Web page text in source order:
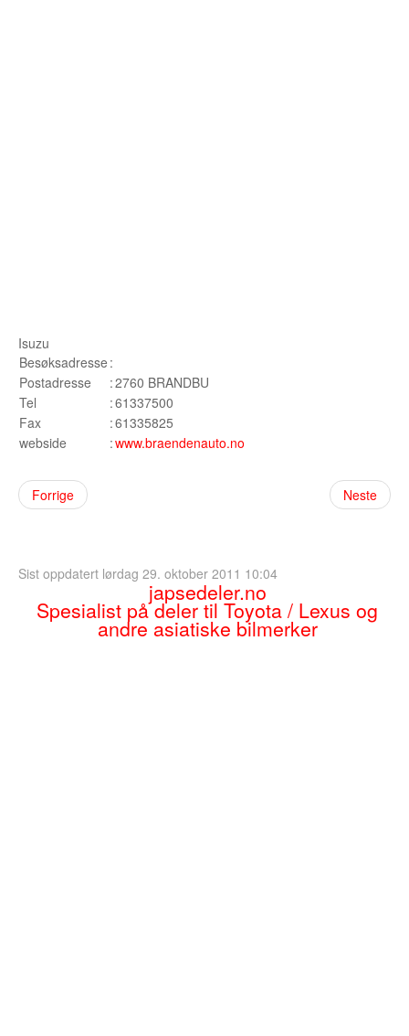
Oppland
Rogaland
Sogn og Fjordane
Telemark
Nordland
Vest Agder
Isuzu
Besøksadresse :
Postadresse
:2760 BRANDBU
Tel
:61337500
Fax
:61335825
webside
:www.braendenauto.no
Forrige Neste
Sist oppdatert lørdag 29. oktober 2011 10:04
japsedeler.no
Spesialist på deler til Toyota / Lexus og
andre asiatiske bilmerker